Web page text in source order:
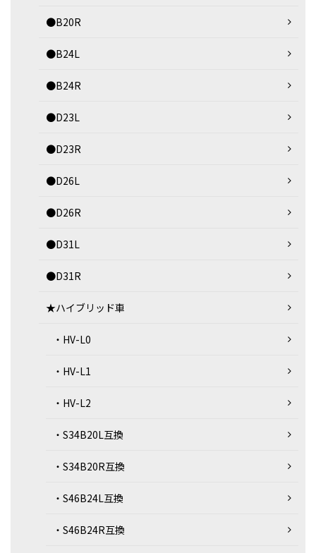
●B20R
●B24L
●B24R
●D23L
●D23R
●D26L
●D26R
●D31L
●D31R
★ハイブリッド車
・HV-L0
・HV-L1
・HV-L2
・S34B20L互換
・S34B20R互換
・S46B24L互換
・S46B24R互換